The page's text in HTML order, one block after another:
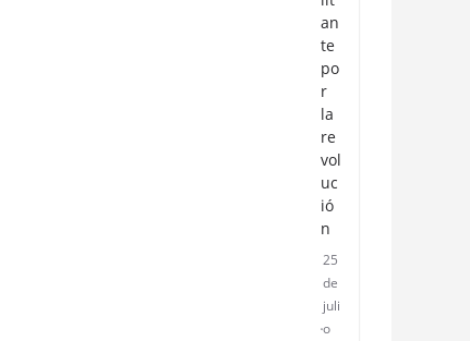
an
te
po
r
la
re
vol
uc
ió
n
25
de
juli
o